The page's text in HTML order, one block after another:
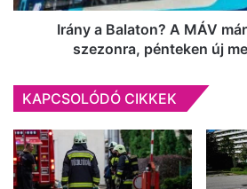
idei
szezonra,
menetrend
jön
Irány a Balaton? A MÁV
szezonra, pénteken új
KAPCSOLÓDÓ CIKKEK